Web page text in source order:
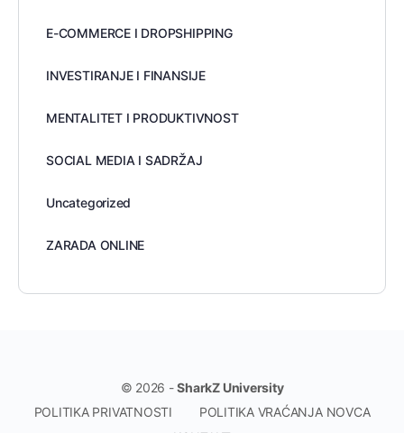
E-COMMERCE I DROPSHIPPING
INVESTIRANJE I FINANSIJE
MENTALITET I PRODUKTIVNOST
SOCIAL MEDIA I SADRŽAJ
Uncategorized
ZARADA ONLINE
© 2026 -SharkZ University
POLITIKA PRIVATNOSTI
POLITIKA VRAĆANJA NOVCA